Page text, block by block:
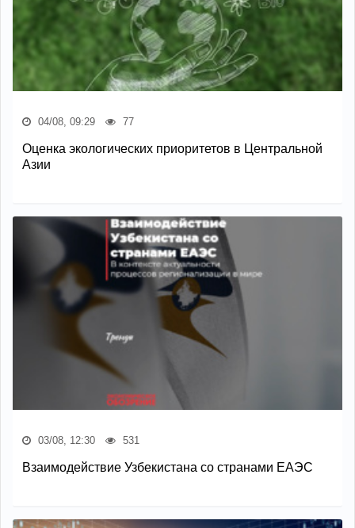
04/08, 09:29 77
Оценка экологических приоритетов в Центральной
Азии
03/08, 12:30 531
Взаимодействие Узбекистана со странами ЕАЭС